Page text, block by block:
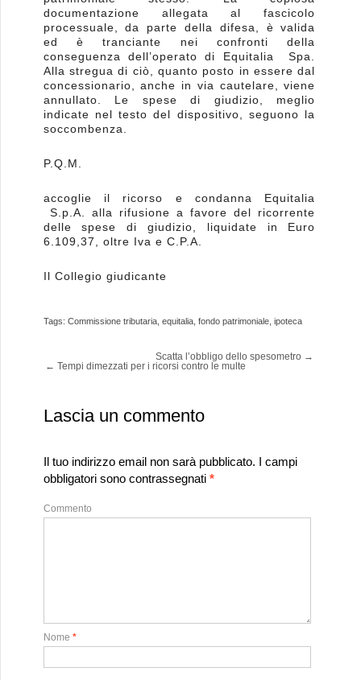
documentazione allegata al fascicolo
processuale, da parte della difesa, è valida
ed è tranciante nei confronti della
conseguenza dell’operato di Equitalia Spa.
Alla stregua di ciò, quanto posto in essere dal
concessionario, anche in via cautelare, viene
annullato. Le spese di giudizio, meglio
indicate nel testo del dispositivo, seguono la
soccombenza.
P.Q.M.
accoglie il ricorso e condanna Equitalia
S.p.A. alla rifusione a favore del ricorrente
delle spese di giudizio, liquidate in Euro
6.109,37, oltre Iva e C.P.A.
Il Collegio giudicante
Tags: Commissione tributaria, equitalia, fondo patrimoniale, ipoteca
Scatta l’obbligo dello spesometro →
← Tempi dimezzati per i ricorsi contro le multe
Lascia un commento
Il tuo indirizzo email non sarà pubblicato. I campi
obbligatori sono contrassegnati *
Commento
Nome *